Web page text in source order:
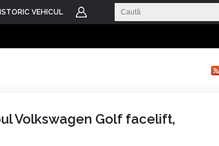
VEHICUL
Volkswagen Golf facelift,